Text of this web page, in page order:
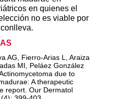
en quienes el
no es viable por
AG, Fierro-Arias L, Araiza
MI, Peláez González
due to
A therapeutic
report. Our Dermatol